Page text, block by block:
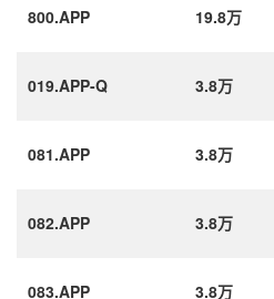
800.APP 19.8万
019.APP-Q 3.8万
081.APP 3.8万
082.APP 3.8万
083.APP 3.8万